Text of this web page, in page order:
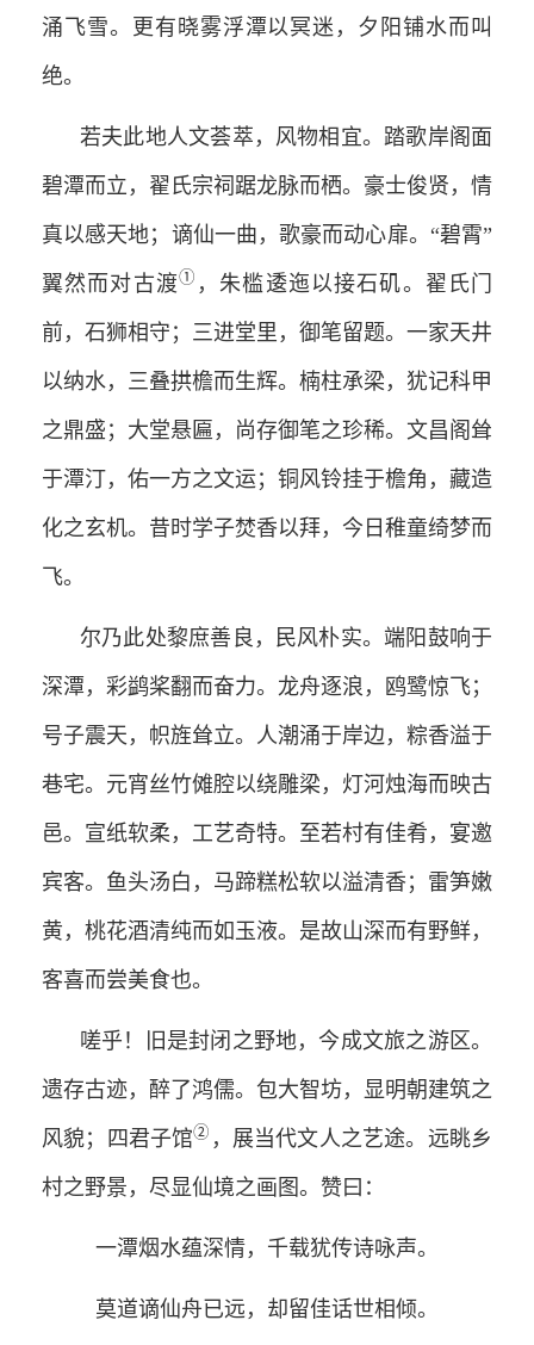
涌飞雪。更有晓雾浮潭以冥迷，夕阳铺水而叫
绝。
若夫此地人文荟萃，风物相宜。踏歌岸阁面
碧潭而立，翟氏宗祠踞龙脉而栖。豪士俊贤，情
真以感天地；谪仙一曲，歌豪而动心扉。“碧霄”
翼然而对古渡① ，朱槛逶迤以接石矶。翟氏门
前，石狮相守；三进堂里，御笔留题。一家天井
以纳水，三叠拱檐而生辉。楠柱承梁，犹记科甲
之鼎盛；大堂悬匾，尚存御笔之珍稀。文昌阁耸
于潭汀，佑一方之文运；铜风铃挂于檐角，藏造
化之玄机。昔时学子焚香以拜，今日稚童绮梦而
飞。
尔乃此处黎庶善良，民风朴实。端阳鼓响于
深潭，彩鹢桨翻而奋力。龙舟逐浪，鸥鹭惊飞；
号子震天，帜旌耸立。人潮涌于岸边，粽香溢于
巷宅。元宵丝竹傩腔以绕雕梁，灯河烛海而映古
邑。宣纸软柔，工艺奇特。至若村有佳肴，宴邀
宾客。鱼头汤白，马蹄糕松软以溢清香；雷笋嫩
黄，桃花酒清纯而如玉液。是故山深而有野鲜，
客喜而尝美食也。
嗟乎！旧是封闭之野地，今成文旅之游区。
遗存古迹，醉了鸿儒。包大智坊，显明朝建筑之
风貌；四君子馆② ，展当代文人之艺途。远眺乡
村之野景，尽显仙境之画图。赞曰：
一潭烟水蕴深情，千载犹传诗咏声。
莫道谪仙舟已远，却留佳话世相倾。